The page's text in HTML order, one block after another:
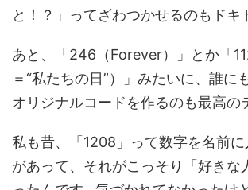
と！？」ってざわつかせるのもド
あと、「246（Forever）」とか「
＝“私たちの日”）」みたいに、誰に
オリジナルコードを作るのも最高の
私も昔、「1208」って数字を名前に
があって、それがこっそり「好きな